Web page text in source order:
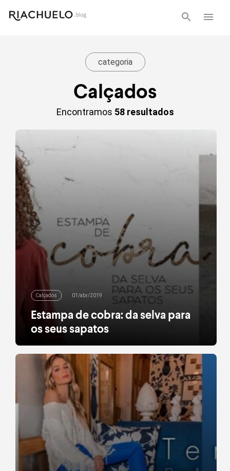
categoria
Calçados
Encontramos 58 resultados
Calçados 01/abr/2019
Estampa de cobra: da selva para
os seus sapatos
Fato consumado: todas nós já amamos a clássica
estampa de oncinha. O reinado felino continua
intacto, mas, nesta estação, um outro animal
surge da selva para colorir os seus looks. Tão
elegante quanto contemporâneo, o print de cobra
chegou para ficar. A maneira mais quente de levá-lo
para o seu visual? Sapatos! Do tênis ao […]